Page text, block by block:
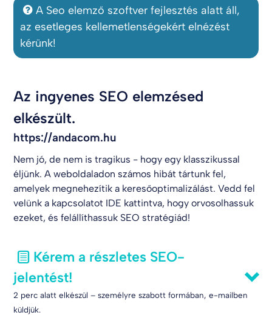
A Seo elemző szoftver fejlesztés alatt áll,
az esetleges kellemetlenségekért elnézést
kérünk!
Az ingyenes SEO elemzésed
elkészült.
https://andacom.hu
Nem jó, de nem is tragikus - hogy egy klasszikussal
éljünk. A weboldaladon számos hibát tártunk fel,
amelyek megnehezítik a keresőoptimalizálást. Vedd fel
velünk a kapcsolatot IDE kattintva, hogy orvosolhassuk
ezeket, és felállíthassuk SEO stratégiád!
Kérem a részletes SEO-
jelentést!
2 perc alatt elkészül – személyre szabott formában, e-mailben
küldjük.